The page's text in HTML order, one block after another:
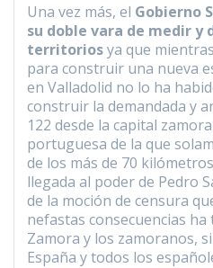
Una vez más, el Gobierno
su doble vara de medir y
territoriosya que
para construir una nueva
en Valladolid no lo ha
construir la demandada y
122 desde la capital
portuguesa de la que
de los más de 70
llegada al poder de Pedro
de la moción de censura
nefastas consecuencias
Zamora y los zamoranos,
España y todos los